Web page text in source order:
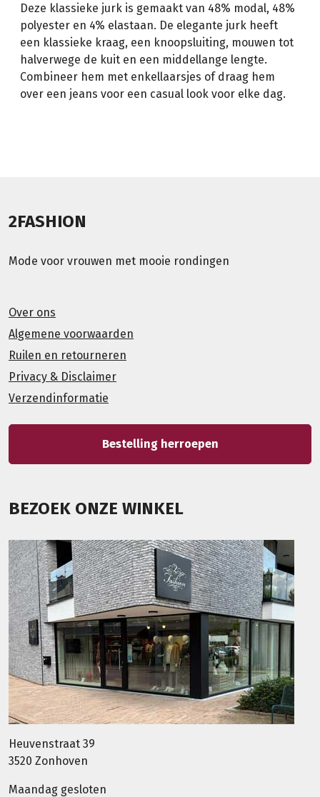
Deze klassieke jurk is gemaakt van 48% modal, 48%
polyester en 4% elastaan. De elegante jurk heeft
een klassieke kraag, een knoopsluiting, mouwen tot
halverwege de kuit en een middellange lengte.
Combineer hem met enkellaarsjes of draag hem
over een jeans voor een casual look voor elke dag.
2FASHION
Mode voor vrouwen met mooie rondingen
Over ons
Algemene voorwaarden
Ruilen en retourneren
Privacy & Disclaimer
Verzendinformatie
Bestelling herroepen
BEZOEK ONZE WINKEL
Heuvenstraat 39
3520 Zonhoven
Maandag gesloten